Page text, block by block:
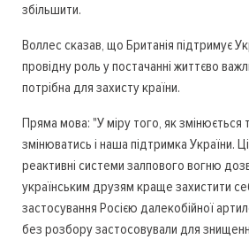
збільшити.
Воллес сказав, що Британія підтримує
провідну роль у постачанні життєво
потрібна для захисту країни.
Пряма мова: "У міру того, як змінюється
змінюватись і наша підтримка України.
реактивні системи залпового вогню
українським друзям краще захистити
застосування Росією далекобійної
без розбору застосовували для